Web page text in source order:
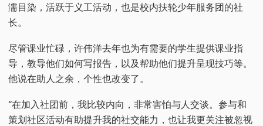
濡目染，活跃于义工活动，也是校内扶轮少年服务团的社
长。
尽管课业忙碌，许伟洋去年也为有需要的学生提供课业指
导，教导他们如何写报告，以及帮助他们提升呈现技巧等。
他说在助人之余，个性也改变了。
“在加入社团前，我比较内向，非常害怕与人交谈。参与和
策划社区活动有助提升我的社交能力，也让我更关注被忽视